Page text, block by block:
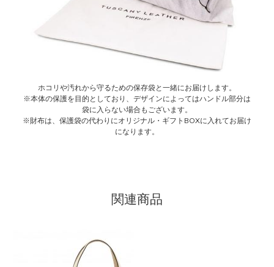
ホコリや汚れから守るための保存袋と一緒にお届けします。
※本体の保護を目的としており、デザインによってはハンドル部分は
袋に入らない場合もございます。
※財布は、保護袋の代わりにオリジナル・ギフトBOXに入れてお届け
になります。
関連商品